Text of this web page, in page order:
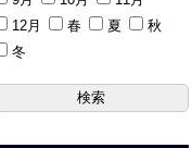
12月
春 夏
秋
冬